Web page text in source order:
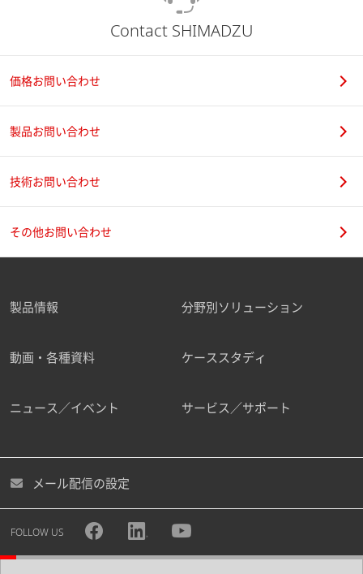
Contact SHIMADZU
価格お問い合わせ
製品お問い合わせ
技術お問い合わせ
その他お問い合わせ
製品情報 分野別ソリューション
動画・各種資料 ケーススタディ
ニュース／イベント サービス／サポート
メール配信の設定
FOLLOW US